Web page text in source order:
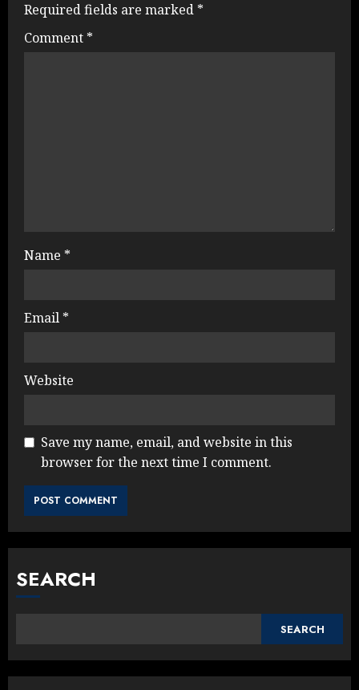
Required fields are marked *
Comment *
Name *
Email *
Website
Save my name, email, and website in this
browser for the next time I comment.
SEARCH
SEARCH